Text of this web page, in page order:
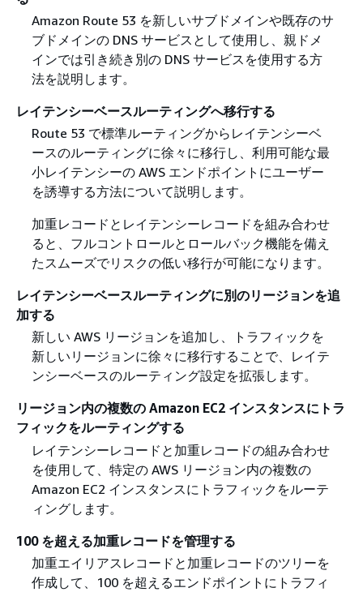
Amazon Route 53 を新しいサブドメインや既存のサ
ブドメインの DNS サービスとして使用し、親ドメ
インでは引き続き別の DNS サービスを使用する方
法を説明します。
レイテンシーベースルーティングへ移行する
Route 53 で標準ルーティングからレイテンシーベ
ースのルーティングに徐々に移行し、利用可能な最
小レイテンシーの AWS エンドポイントにユーザー
を誘導する方法について説明します。
加重レコードとレイテンシーレコードを組み合わせ
ると、フルコントロールとロールバック機能を備え
たスムーズでリスクの低い移行が可能になります。
レイテンシーベースルーティングに別のリージョンを追
加する
新しい AWS リージョンを追加し、トラフィックを
新しいリージョンに徐々に移行することで、レイテ
ンシーベースのルーティング設定を拡張します。
リージョン内の複数の Amazon EC2 インスタンスにトラ
フィックをルーティングする
レイテンシーレコードと加重レコードの組み合わせ
を使用して、特定の AWS リージョン内の複数の
Amazon EC2 インスタンスにトラフィックをルーテ
ィングします。
100 を超える加重レコードを管理する
加重エイリアスレコードと加重レコードのツリーを
作成して、100 を超えるエンドポイントにトラフィ